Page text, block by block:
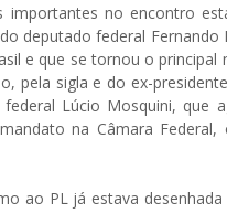
importantes no encontro
deputado federal Fernando
e que se tornou o principal
pela sigla e do ex-
Lúcio Mosquini, que
na Câmara
ao PL já estava